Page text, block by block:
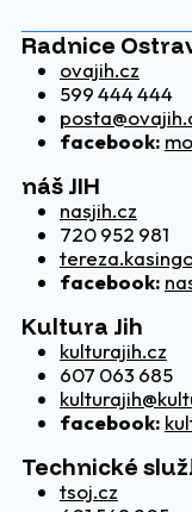
Radnice
ovajih.cz
599 444 444
facebook:
náš JIH
nasjih.cz
720 952 981
facebook:
Kultura Jih
kulturajih.cz
607 063 685
facebook:
Technické
tsoj.cz